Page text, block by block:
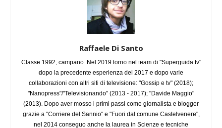
Raffaele Di Santo
Classe 1992, campano. Nel 2019 torno nel team di "Superguida tv"
dopo la precedente esperienza del 2017 e dopo varie
collaborazioni con altri siti di televisione: "Gossip e tv" (2018);
"Nanopress"/"Televisionando" (2013 - 2017); "Davide Maggio"
(2013). Dopo aver mosso i primi passi come giornalista e blogger
grazie a "Corriere del Sannio" e "Fuori dal comune Castelvenere",
nel 2014 conseguo anche la laurea in Scienze e tecniche